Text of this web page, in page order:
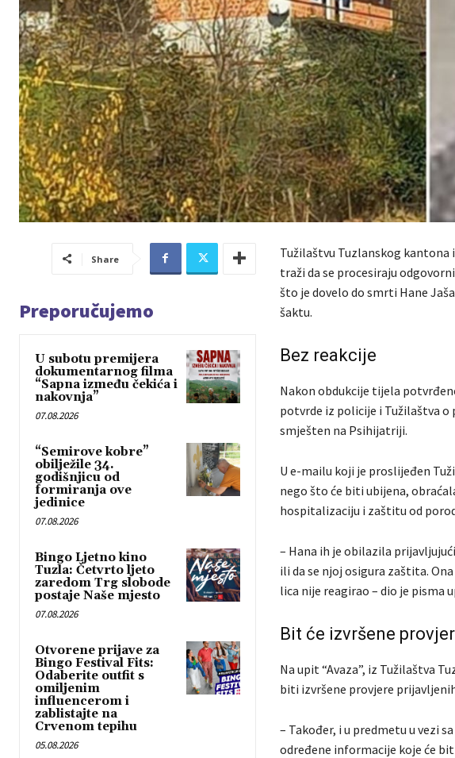
Share
Preporučujemo
U subotu premijera
dokumentarnog filma
“Sapna između čekića i
nakovnja”
07.08.2026
“Semirove kobre”
obilježile 34.
godišnjicu od
formiranja ove
jedinice
07.08.2026
Bingo Ljetno kino
Tuzla: Četvrto ljeto
zaredom Trg slobode
postaje Naše mjesto
07.08.2026
Otvorene prijave za
Bingo Festival Fits:
Odaberite outfit s
omiljenim
influencerom i
zablistajte na
Crvenom tepihu
05.08.2026
Tužilaštvu Tuzlanskog kantona
traži da se procesiraju
što je dovelo do smrti Hane
šaktu.
Bez reakcije
Nakon obdukcije tijela
potvrde iz policije i Tužilaštva o
smješten na Psihijatriji.
U e-mailu koji je proslijeđen
nego što će biti ubijena,
hospitalizaciju i zaštitu od
– Hana ih je obilazila
ili da se njoj osigura zaštita.
lica nije reagirao – dio je pisma
Bit će izvršene
Na upit “Avaza”, iz Tužilaštva
biti izvršene provjere
– Također, i u predmetu u vezi
određene informacije koje će